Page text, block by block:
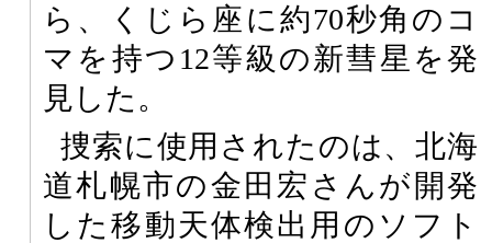
ら、くじら座に約70秒角のコ
マを持つ12等級の新彗星を発
見した。
捜索に使用されたのは、北海
道札幌市の金田宏さんが開発
した移動天体検出用のソフト